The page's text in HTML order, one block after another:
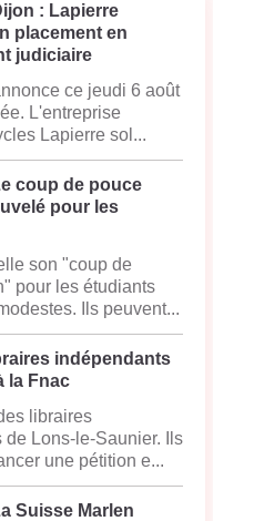
: Lapierre
placement en
judiciaire
ce jeudi 6 août
L'entreprise
Lapierre sol...
coup de pouce
pour les
son "coup de
pour les étudiants
Ils peuvent...
indépendants
la Fnac
libraires
de Lons-le-Saunier. Ils
une pétition e...
Suisse Marlen